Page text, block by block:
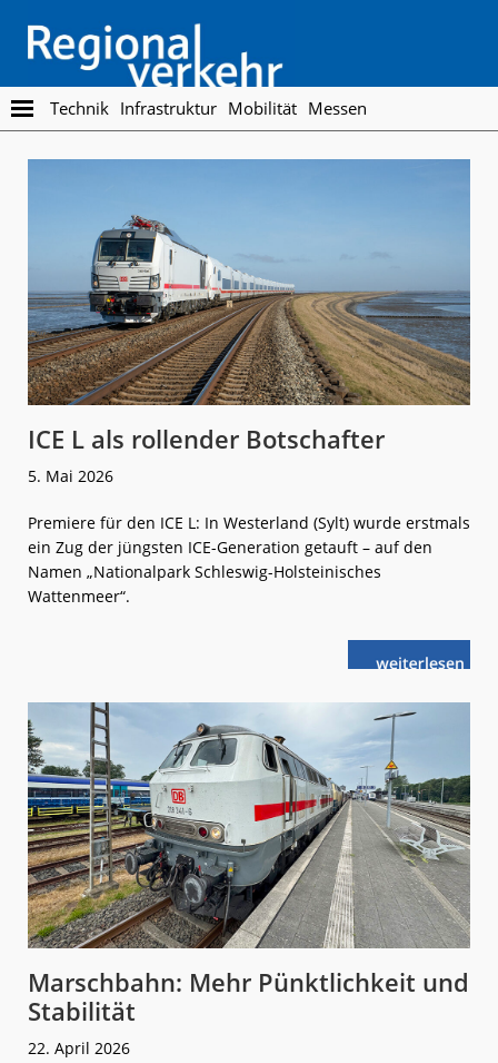
main
content
footer
Regionalverkehr
Die
Fachzeitschrift
Personennahverkehr
Technik Infrastruktur Mobilität Messen
ICE L als rollender Botschafter
5. Mai 2026
Premiere für den ICE L: In Westerland (Sylt) wurde erstmals
ein Zug der jüngsten ICE-Generation getauft – auf den
Namen „Nationalpark Schleswig-Holsteinisches
Wattenmeer“.
weiterlese
nICE L
Botschafter
Marschbahn: Mehr Pünktlichkeit und
Stabilität
22. April 2026